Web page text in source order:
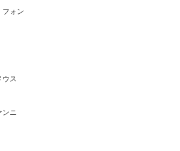
フォン
ウス
ンニ